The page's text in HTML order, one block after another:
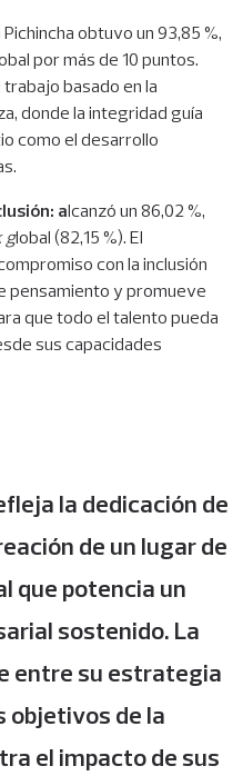
Pichincha obtuvo un 93,85 %,
por más de 10 puntos.
basado en la
donde la integridad guía
como el desarrollo
a lcanzó un 86,02 %,
global (82,15 %). El
con la inclusión
pensamiento y promueve
que todo el talento pueda
sus capacidades
la dedicación de
de un lugar de
que potencia un
sostenido. La
entre su estrategia
objetivos de la
el impacto de sus